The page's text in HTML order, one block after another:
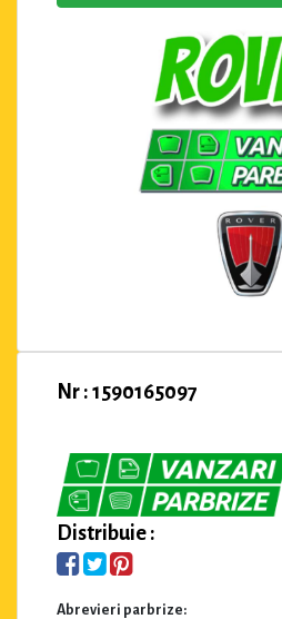
Nr : 1590165097
Distribuie :
Abrevieri parbrize: